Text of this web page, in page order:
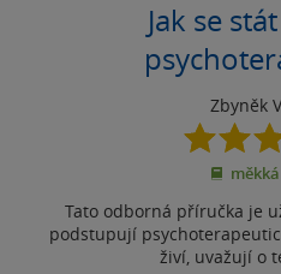
Jak se
Zbyněk
z
5
Tato odborná příručka je
podstupují
živí, uvažují o